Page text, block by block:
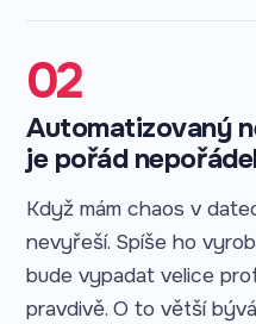
02
Automatizovaný
je pořád
Když mám chaos v
nevyřeší. Spíše ho
bude vypadat velice
pravdivě. O to větší